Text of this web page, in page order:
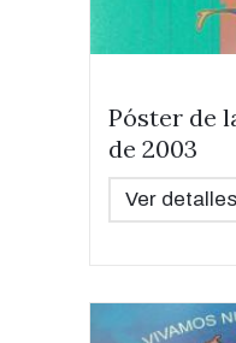
Póster de
de 2003
Ver detalles